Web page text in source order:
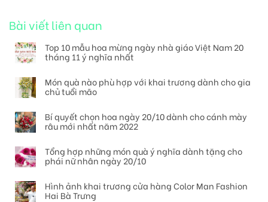
Bài viết liên quan
Top 10 mẫu hoa mừng ngày nhà giáo Việt Nam 20
tháng 11 ý nghĩa nhất
Món quà nào phù hợp với khai trương dành cho gia
chủ tuổi mão
Bí quyết chọn hoa ngày 20/10 dành cho cánh mày
râu mới nhất năm 2022
Tổng hợp những món quà ý nghĩa dành tặng cho
phái nữ nhân ngày 20/10
Hình ảnh khai trương cửa hàng Color Man Fashion
Hai Bà Trưng